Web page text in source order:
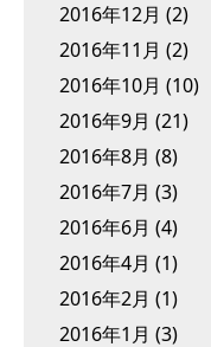
2016年12月 (2)
2016年11月 (2)
2016年10月 (10)
2016年9月 (21)
2016年8月 (8)
2016年7月 (3)
2016年6月 (4)
2016年4月 (1)
2016年2月 (1)
2016年1月 (3)